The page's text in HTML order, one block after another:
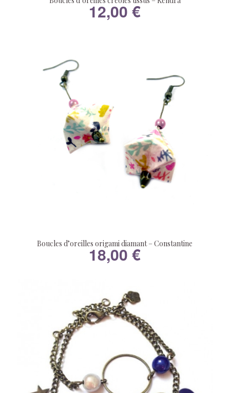
12,00€
Boucles d’oreilles origami diamant – Constantine
18,00€